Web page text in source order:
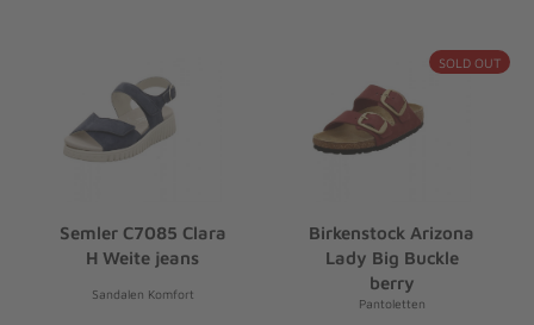
Semler C7085 Clara
H Weite jeans
Sandalen Komfort
SOLD OUT
Birkenstock Arizona
Lady Big Buckle
berry
Pantoletten